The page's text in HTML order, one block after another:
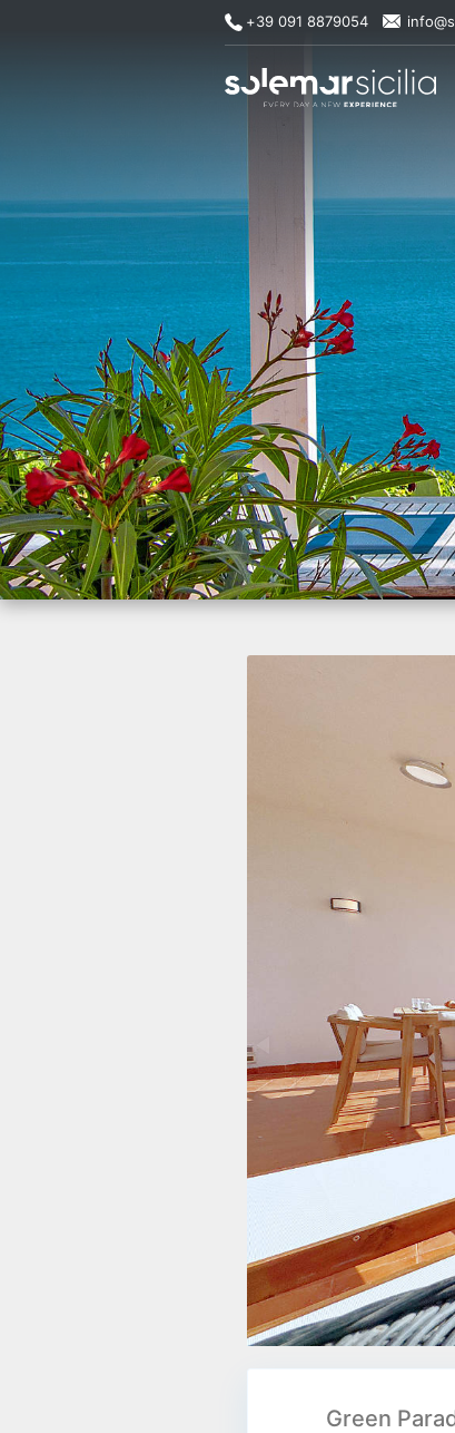
+39 091 8879054
Green